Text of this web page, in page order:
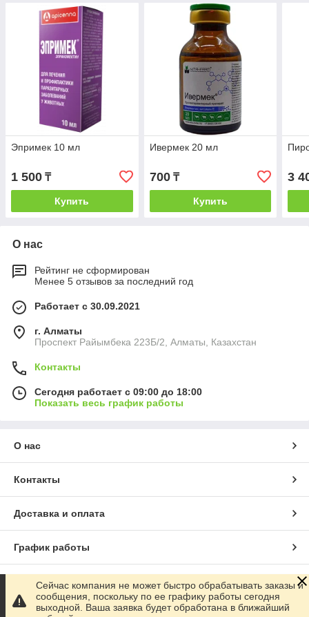
Эпримек 10 мл
1 500 ₸
Купить
Ивермек 20 мл
700₸
Купить
3
О нас
Рейтинг не сформирован
Менее 5 отзывов за последний год
Работает с 30.09.2021
г. Алматы
Проспект Райымбека 223Б/2, Алматы, Казахстан
Контакты
Сегодня работает с 09:00 до 18:00
Показать весь график работы
О нас
Контакты
Доставка и оплата
График работы
Полная версия сайта
Сейчас компания не может быстро обрабатывать заказы и
сообщения, поскольку по ее графику работы сегодня
выходной. Ваша заявка будет обработана в ближайший